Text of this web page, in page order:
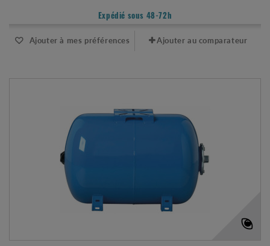
Expédié sous 48-72h
Ajouter à mes préférences Ajouter au comparateur